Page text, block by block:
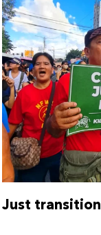
Just transition